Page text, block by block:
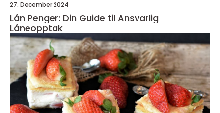
27. December 2024
Lån Penger: Din Guide til Ansvarlig
Låneopptak